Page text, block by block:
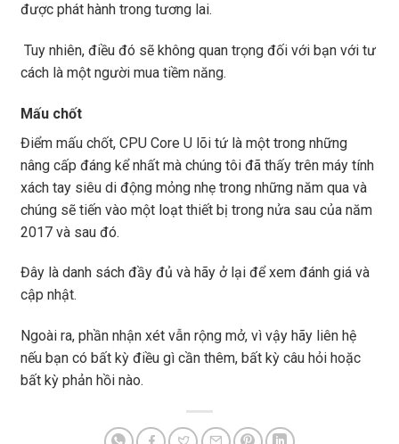
được phát hành trong tương lai.
Tuy nhiên, điều đó sẽ không quan trọng đối với bạn với tư
cách là một người mua tiềm năng.
Mấu chốt
Điểm mấu chốt, CPU Core U lõi tứ là một trong những
nâng cấp đáng kể nhất mà chúng tôi đã thấy trên máy tính
xách tay siêu di động mỏng nhẹ trong những năm qua và
chúng sẽ tiến vào một loạt thiết bị trong nửa sau của năm
2017 và sau đó.
Đây là danh sách đầy đủ và hãy ở lại để xem đánh giá và
cập nhật.
Ngoài ra, phần nhận xét vẫn rộng mở, vì vậy hãy liên hệ
nếu bạn có bất kỳ điều gì cần thêm, bất kỳ câu hỏi hoặc
bất kỳ phản hồi nào.